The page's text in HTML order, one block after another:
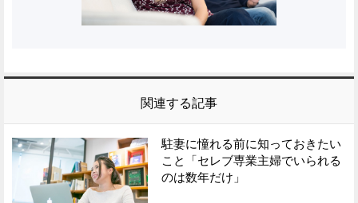
関連する記事
駐妻に憧れる前に知っておきたい
こと「セレブ専業主婦でいられる
のは数年だけ」